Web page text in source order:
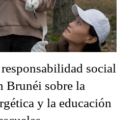
social
Brunéi sobre la
y la educación